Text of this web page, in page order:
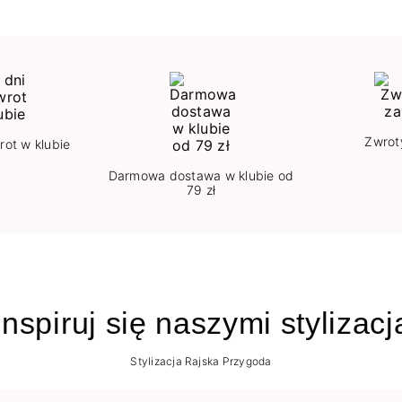
w klubie
Darmowa dostawa w klubie od
79 zł
się naszymi
Stylizacja Rajska Przygoda